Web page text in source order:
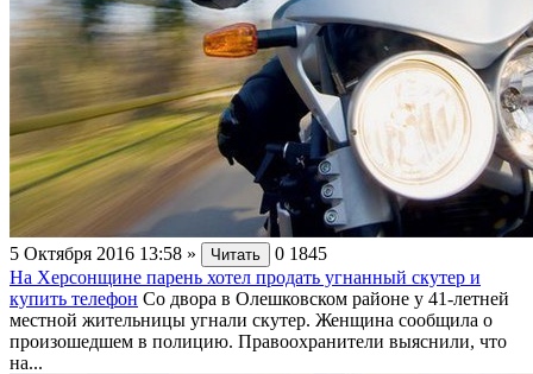
5 Октября 2016 13:58 » Читать 0 1845
На Херсонщине парень хотел продать угнанный скутер и
купить телефон Со двора в Олешковском районе у 41-летней
местной жительницы угнали скутер. Женщина сообщила о
произошедшем в полицию. Правоохранители выяснили, что
на...